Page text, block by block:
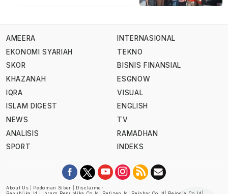
AMEERA
EKONOMI SYARIAH
SKOR
KHAZANAH
IQRA
ISLAM DIGEST
NEWS
ANALISIS
SPORT
INTERNASIONAL
TEKNO
BISNIS FINANSIAL
ESGNOW
VISUAL
ENGLISH
TV
RAMADHAN
INDEKS
About Us Pedoman Siber
Disclaimer